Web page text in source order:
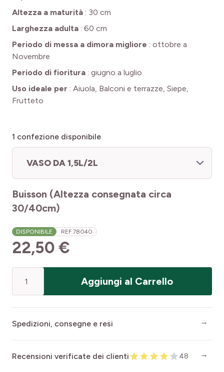
Altezza a maturità : 30 cm
Larghezza adulta : 60 cm
Periodo di messa a dimora migliore : ottobre a
Novembre
Periodo di fioritura : giugno a luglio
Uso ideale per : Aiuola, Balconi e terrazze, Siepe,
Frutteto
1 confezione disponibile
VASO DA 1,5L/2L
Buisson (Altezza consegnata circa
30/40cm)
DISPONIBILE REF.78040
22,50 €
Aggiungi al Carrello
Spedizioni, consegne e resi
Recensioni verificate dei clienti 48